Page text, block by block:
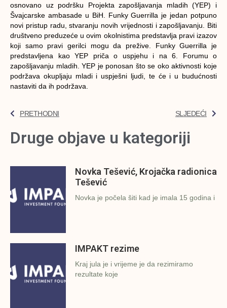
osnovano uz podršku Projekta zapošljavanja mladih (YEP) i
Švajcarske ambasade u BiH. Funky Guerrilla je jedan potpuno
novi pristup radu, stvaranju novih vrijednosti i zapošljavanju. Biti
društveno preduzeće u ovim okolnistima predstavlja pravi izazov
koji samo pravi gerilci mogu da prežive. Funky Guerrilla je
predstavljena kao YEP priča o uspjehu i na 6. Forumu o
zapošljavanju mladih. YEP je ponosan što se oko aktivnosti koje
podržava okupljaju mladi i uspješni ljudi, te će i u budućnosti
nastaviti da ih podržava.
PRETHODNI SLJEDEĆI
Druge objave u kategoriji
Novka Tešević, Krojačka radionica
Tešević
Novka je počela šiti kad je imala 15 godina i
IMPAKT rezime
Kraj jula je i vrijeme je da rezimiramo
rezultate koje